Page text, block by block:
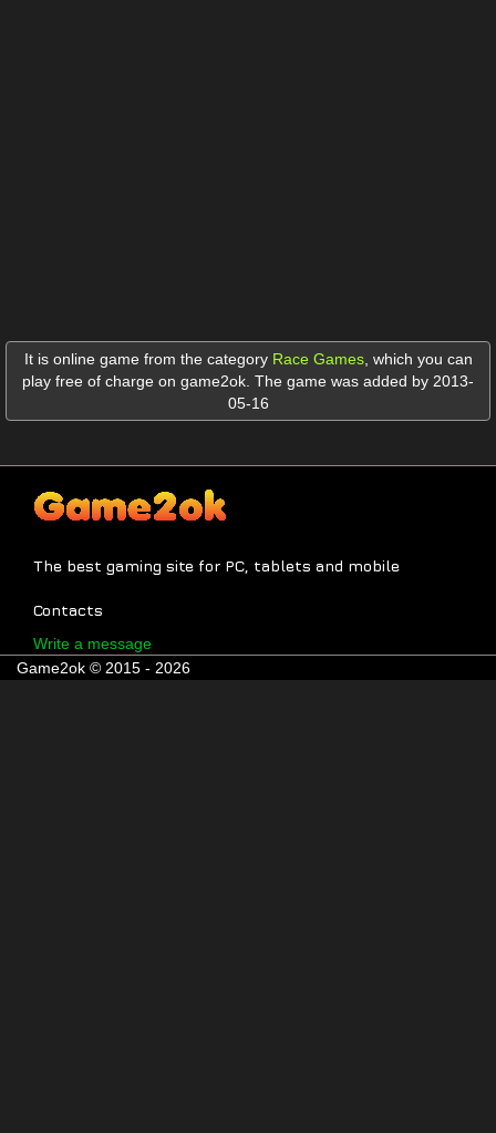
It is online game from the category Race Games, which you can
play free of charge on game2ok. The game was added by 2013-
05-16
The best gaming site for PC, tablets and mobile
Contacts
Write a message
Game2ok © 2015 - 2026